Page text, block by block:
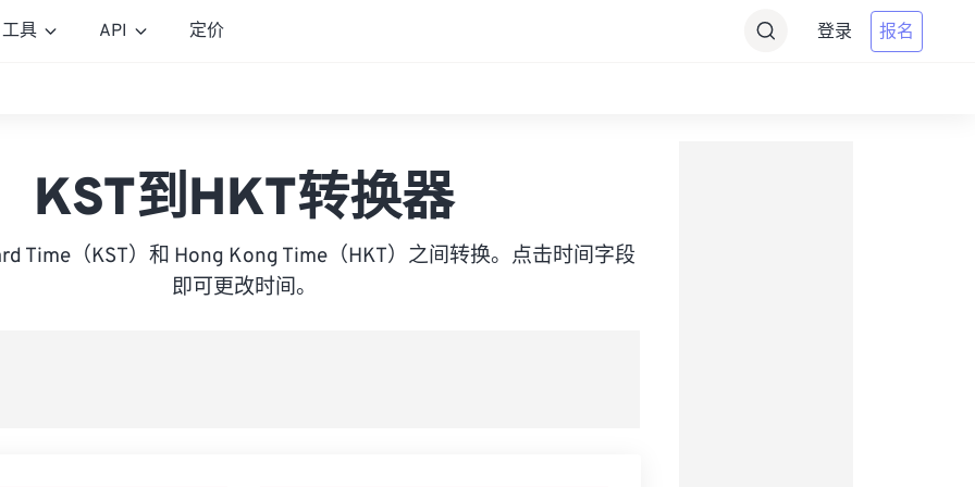
工具 API 定价 登录 报名
KST到HKT转换器
Time（KST）和 Hong Kong Time（HKT）之间转换。点击时间字段
即可更改时间。